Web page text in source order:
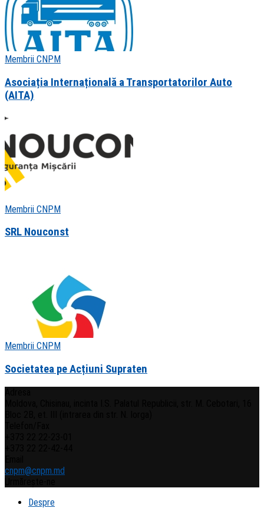
Membrii CNPM
Asociația Internațională a Transportatorilor Auto
(AITA)
Membrii CNPM
SRL Nouconst
Membrii CNPM
Societatea pe Acțiuni Supraten
cnpm@cnpm.md
Despre